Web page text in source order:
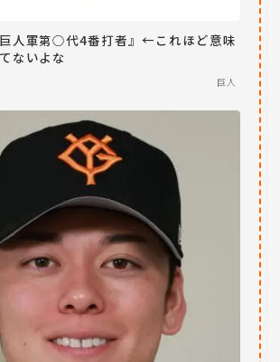
巨人軍第○代4番打者』←これほど意味
ないよな
巨人